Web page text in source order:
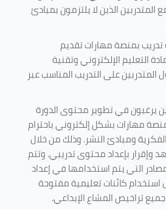
المتدربين الذين لا يلتزمون بمبادئ
بمنصة مهارات تقديم
التعليم الإلكتروني وتقنية
على التدريب المناسب عبر
يرغبون في تطوير محتوى الدورة
مهارات بشكل إلكتروني باحترام
ومبادئ النشر. وذلك من خلال
وإقرار بإعداد محتوى تدريبي. وتتم
التي يتم استخدامها في إعداد
استخدام كائنات تعليمية مفتوحة
تراخيص المشاع الإبداعي.